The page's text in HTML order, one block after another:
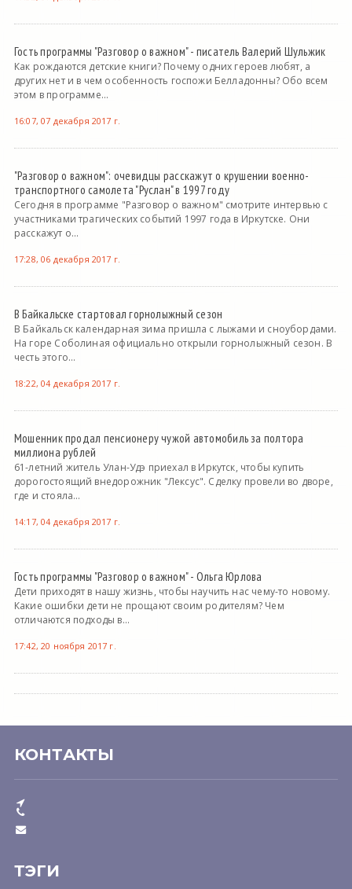
Гость программы "Разговор о важном" - писатель Валерий Шульжик
Как рождаются детские книги? Почему одних героев любят, а
других нет и в чем особенность госпожи Белладонны? Обо всем
этом в программе...
16:07, 07 декабря 2017 г.
"Разговор о важном": очевидцы расскажут о крушении военно-
транспортного самолета "Руслан" в 1997 году
Сегодня в программе "Разговор о важном" смотрите интервью с
участниками трагических событий 1997 года в Иркутске. Они
расскажут о...
17:28, 06 декабря 2017 г.
В Байкальске стартовал горнолыжный сезон
В Байкальск календарная зима пришла с лыжами и сноубордами.
На горе Соболиная официально открыли горнолыжный сезон. В
честь этого...
18:22, 04 декабря 2017 г.
Мошенник продал пенсионеру чужой автомобиль за полтора
миллиона рублей
61-летний житель Улан-Удэ приехал в Иркутск, чтобы купить
дорогостоящий внедорожник "Лексус". Сделку провели во дворе,
где и стояла...
14:17, 04 декабря 2017 г.
Гость программы "Разговор о важном" - Ольга Юрлова
Дети приходят в нашу жизнь, чтобы научить нас чему-то новому.
Какие ошибки дети не прощают своим родителям? Чем
отличаются подходы в...
17:42, 20 ноября 2017 г.
КОНТАКТЫ
ТЭГИ